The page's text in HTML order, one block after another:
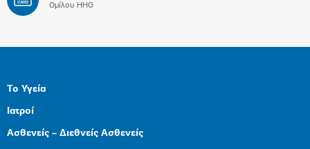
CARD
Ομίλου HHG
Το Υγεία
Ιατροί
Ασθενείς – Διεθνείς Ασθενείς